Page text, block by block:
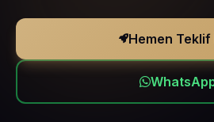
Hemen Teklif